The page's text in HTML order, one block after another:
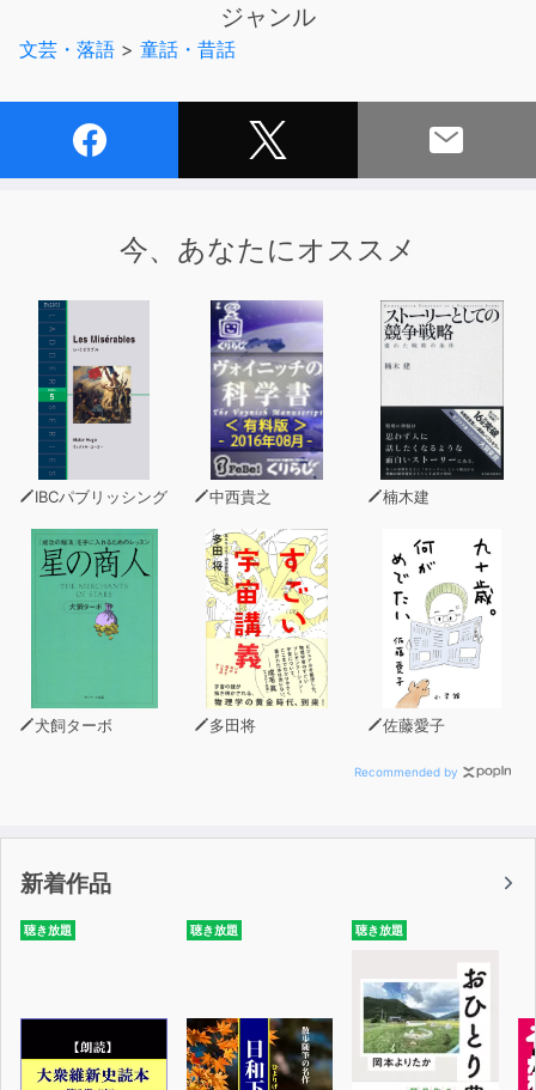
ジャンル
文芸・落語 > 童話・昔話
今、あなたにオススメ
IBCパブリッシング 中西貴之 楠木建
犬飼ターボ 多田将 佐藤愛子
Recommended by
新着作品
聴き放題 聴き放題 聴き放題